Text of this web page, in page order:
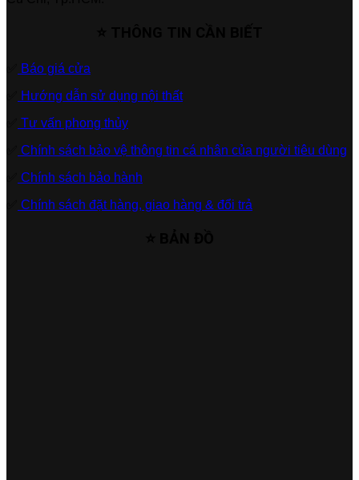
Báo giá cửa
Hướng dẫn sử dụng nội thất
Tư vấn phong thủy
Chính sách bảo vệ thông tin cá nhân của người tiêu dùng
Chính sách bảo hành
Chính sách đặt hàng, giao hàng & đổi trả